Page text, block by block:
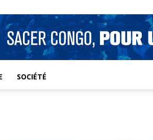
SOCIÉTÉ